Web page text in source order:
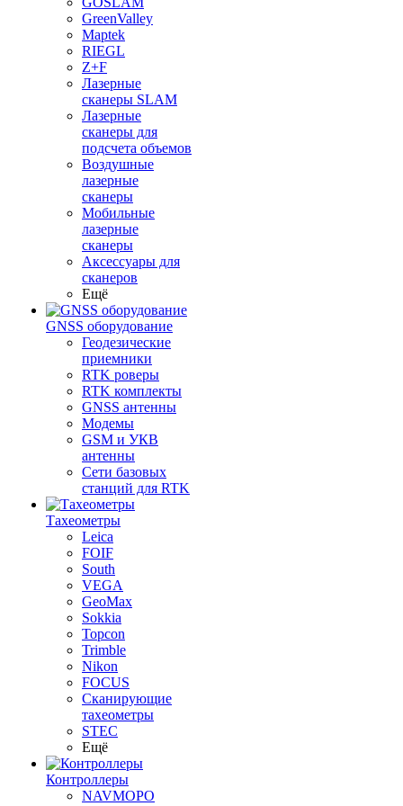
GreenValley
Maptek
RIEGL
Z+F
Лазерные
сканеры SLAM
Лазерные
сканеры для
подсчета объемов
Воздушные
лазерные
сканеры
Мобильные
лазерные
сканеры
Аксессуары для
сканеров
Ещё
GNSS оборудование
Геодезические
приемники
RTK роверы
RTK комплекты
GNSS антенны
Модемы
GSM и УКВ
антенны
Сети базовых
станций для RTK
Тахеометры
Leica
FOIF
South
VEGA
GeoMax
Sokkia
Topcon
Trimble
Nikon
FOCUS
Сканирующие
тахеометры
STEC
Ещё
Контроллеры
NAVMOPO